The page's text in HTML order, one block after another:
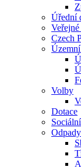
Úřední
Czech
Volby
Dotace
Odpady